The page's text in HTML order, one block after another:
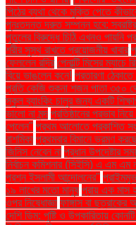
পিঠের ব্যথা থেকে মুক্তি পেতে
পুনঃতদন্ত দ্রুত সম্পন্ন হবে: স্বরাষ্ট্র
পুতুলের বিরুদ্ধে চিঠি এখনও পায়নি
শরীর সুস্থ রাখতে প্রয়োজনীয় খাবার
ফেললেন রদ্রি পেনাল্টি মিসের ম্যাচে
বিয়ে ভাঙলেন কনে! প্রতারণা
প্রতি কেজি শুকনা শজন পাতা ৩৫০
স্কুল ব্যাংকিং চালুর জন্য একটি
ভালো না মন্দ প্রতিষ্ঠানের প্রভাব
পেলেন" প্রথম আলোতে প্রকাশিত
রাশমিকা প্রথমবার বিমানে ভ্রমণ
জিনিস নেবেন না প্রধান উপদেষ্টার
নির্বাচন কমিশনার (সিইসি) এ এম এম
প্রশ্ন ইসলামী আন্দোলনের"
১৯ লাখের মতো মানুষ প্রায় এক মাস
ওপর নিষেধাজ্ঞা ফাঙ্গাস বা
দেশি ডিম: পুষ্টি ও উপকারিতায়